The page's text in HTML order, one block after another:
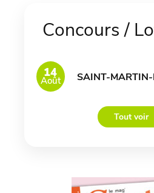
Concours /
14
Août SAINT-MARTIN-
Tout voir